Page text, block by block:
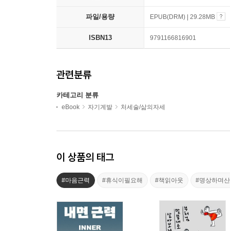
파일/용량 EPUB(DRM) | 29.28MB
ISBN13 9791166816901
관련분류
카테고리 분류
eBook 자기계발 처세술/삶의자세
이 상품의 태그
#마음근력 #휴식이필요해 #책읽아웃 #명상하며